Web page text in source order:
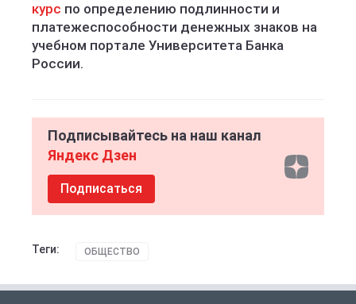
курс по определению подлинности и
платежеспособности денежных знаков на
учебном портале Университета Банка
России.
Подписывайтесь на наш канал
Яндекс Дзен
Подписаться
Теги: ОБЩЕСТВО